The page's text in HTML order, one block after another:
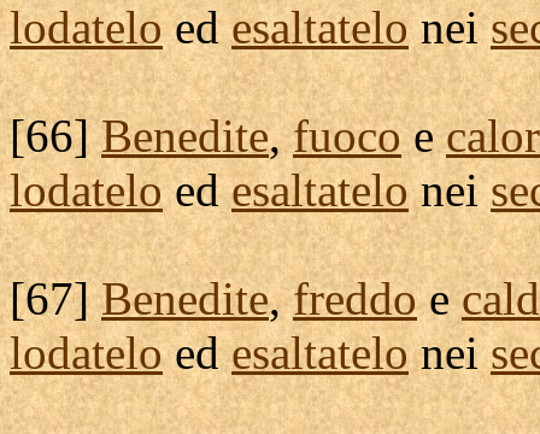
lodateloedesaltatelonei
[66]Benedite,fuocoe
lodateloedesaltatelonei
[67]Benedite,freddoe
lodateloedesaltatelonei